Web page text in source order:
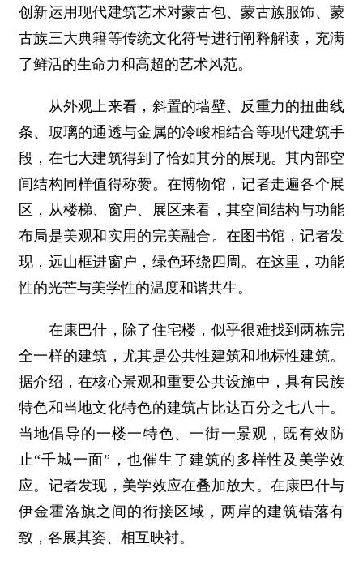
创新运用现代建筑艺术对蒙古包、蒙古族服饰、蒙
古族三大典籍等传统文化符号进行阐释解读，充满
了鲜活的生命力和高超的艺术风范。
从外观上来看，斜置的墙壁、反重力的扭曲线
条、玻璃的通透与金属的冷峻相结合等现代建筑手
段，在七大建筑得到了恰如其分的展现。其内部空
间结构同样值得称赞。在博物馆，记者走遍各个展
区，从楼梯、窗户、展区来看，其空间结构与功能
布局是美观和实用的完美融合。在图书馆，记者发
现，远山框进窗户，绿色环绕四周。在这里，功能
性的光芒与美学性的温度和谐共生。
在康巴什，除了住宅楼，似乎很难找到两栋完
全一样的建筑，尤其是公共性建筑和地标性建筑。
据介绍，在核心景观和重要公共设施中，具有民族
特色和当地文化特色的建筑占比达百分之七八十。
当地倡导的一楼一特色、一街一景观，既有效防
止“千城一面”，也催生了建筑的多样性及美学效
应。记者发现，美学效应在叠加放大。在康巴什与
伊金霍洛旗之间的衔接区域，两岸的建筑错落有
致，各展其姿、相互映衬。